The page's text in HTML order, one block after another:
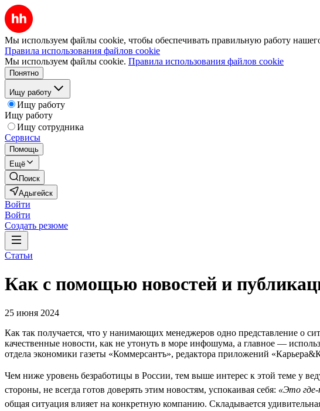
Мы используем файлы cookie, чтобы обеспечивать правильную работу
Правила использования файлов cookie
Мы используем файлы cookie. Правила использования файлов cookie
Понятно
Ищу работу
Ищу работу
Ищу работу
Ищу сотрудника
Сервисы
Помощь
Ещё
Поиск
Адыгейск
Войти
Войти
Создать резюме
Статьи
Как с помощью новостей и
25 июня 2024
Как так получается, что у нанимающих менеджеров одно представление о
качественные новости, как не утонуть в море инфошума, а главное —
отдела экономики газеты «Коммерсантъ», редактора приложений
Чем ниже уровень безработицы в России, тем выше интерес к этой теме у
стороны, не всегда готов доверять этим новостям, успокаивая себя: «Это
общая ситуация влияет на конкретную компанию. Складывается